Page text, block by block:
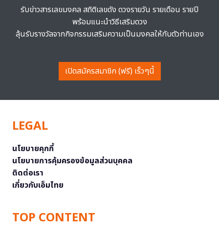
รับข่าวสารเลขมงคล สถิติเลขดัง ดวงรายวัน รายเดือน รายปี
พร้อมแนะนำวิธีเสริมดวง
ลุ้นรับรางวัลจากกิจกรรมเสริมความเป็นมงคลให้กับตัวท่านเอง
เปิดสมัครสมาชิก (ฟรี) เร็วๆนี้
LEGAL
นโยบายคุกกี้
นโยบายการคุ้มครองข้อมูลส่วนบุคคล
ติดต่อเรา
เกี่ยวกับเอ็มไทย
TOP CONTENT